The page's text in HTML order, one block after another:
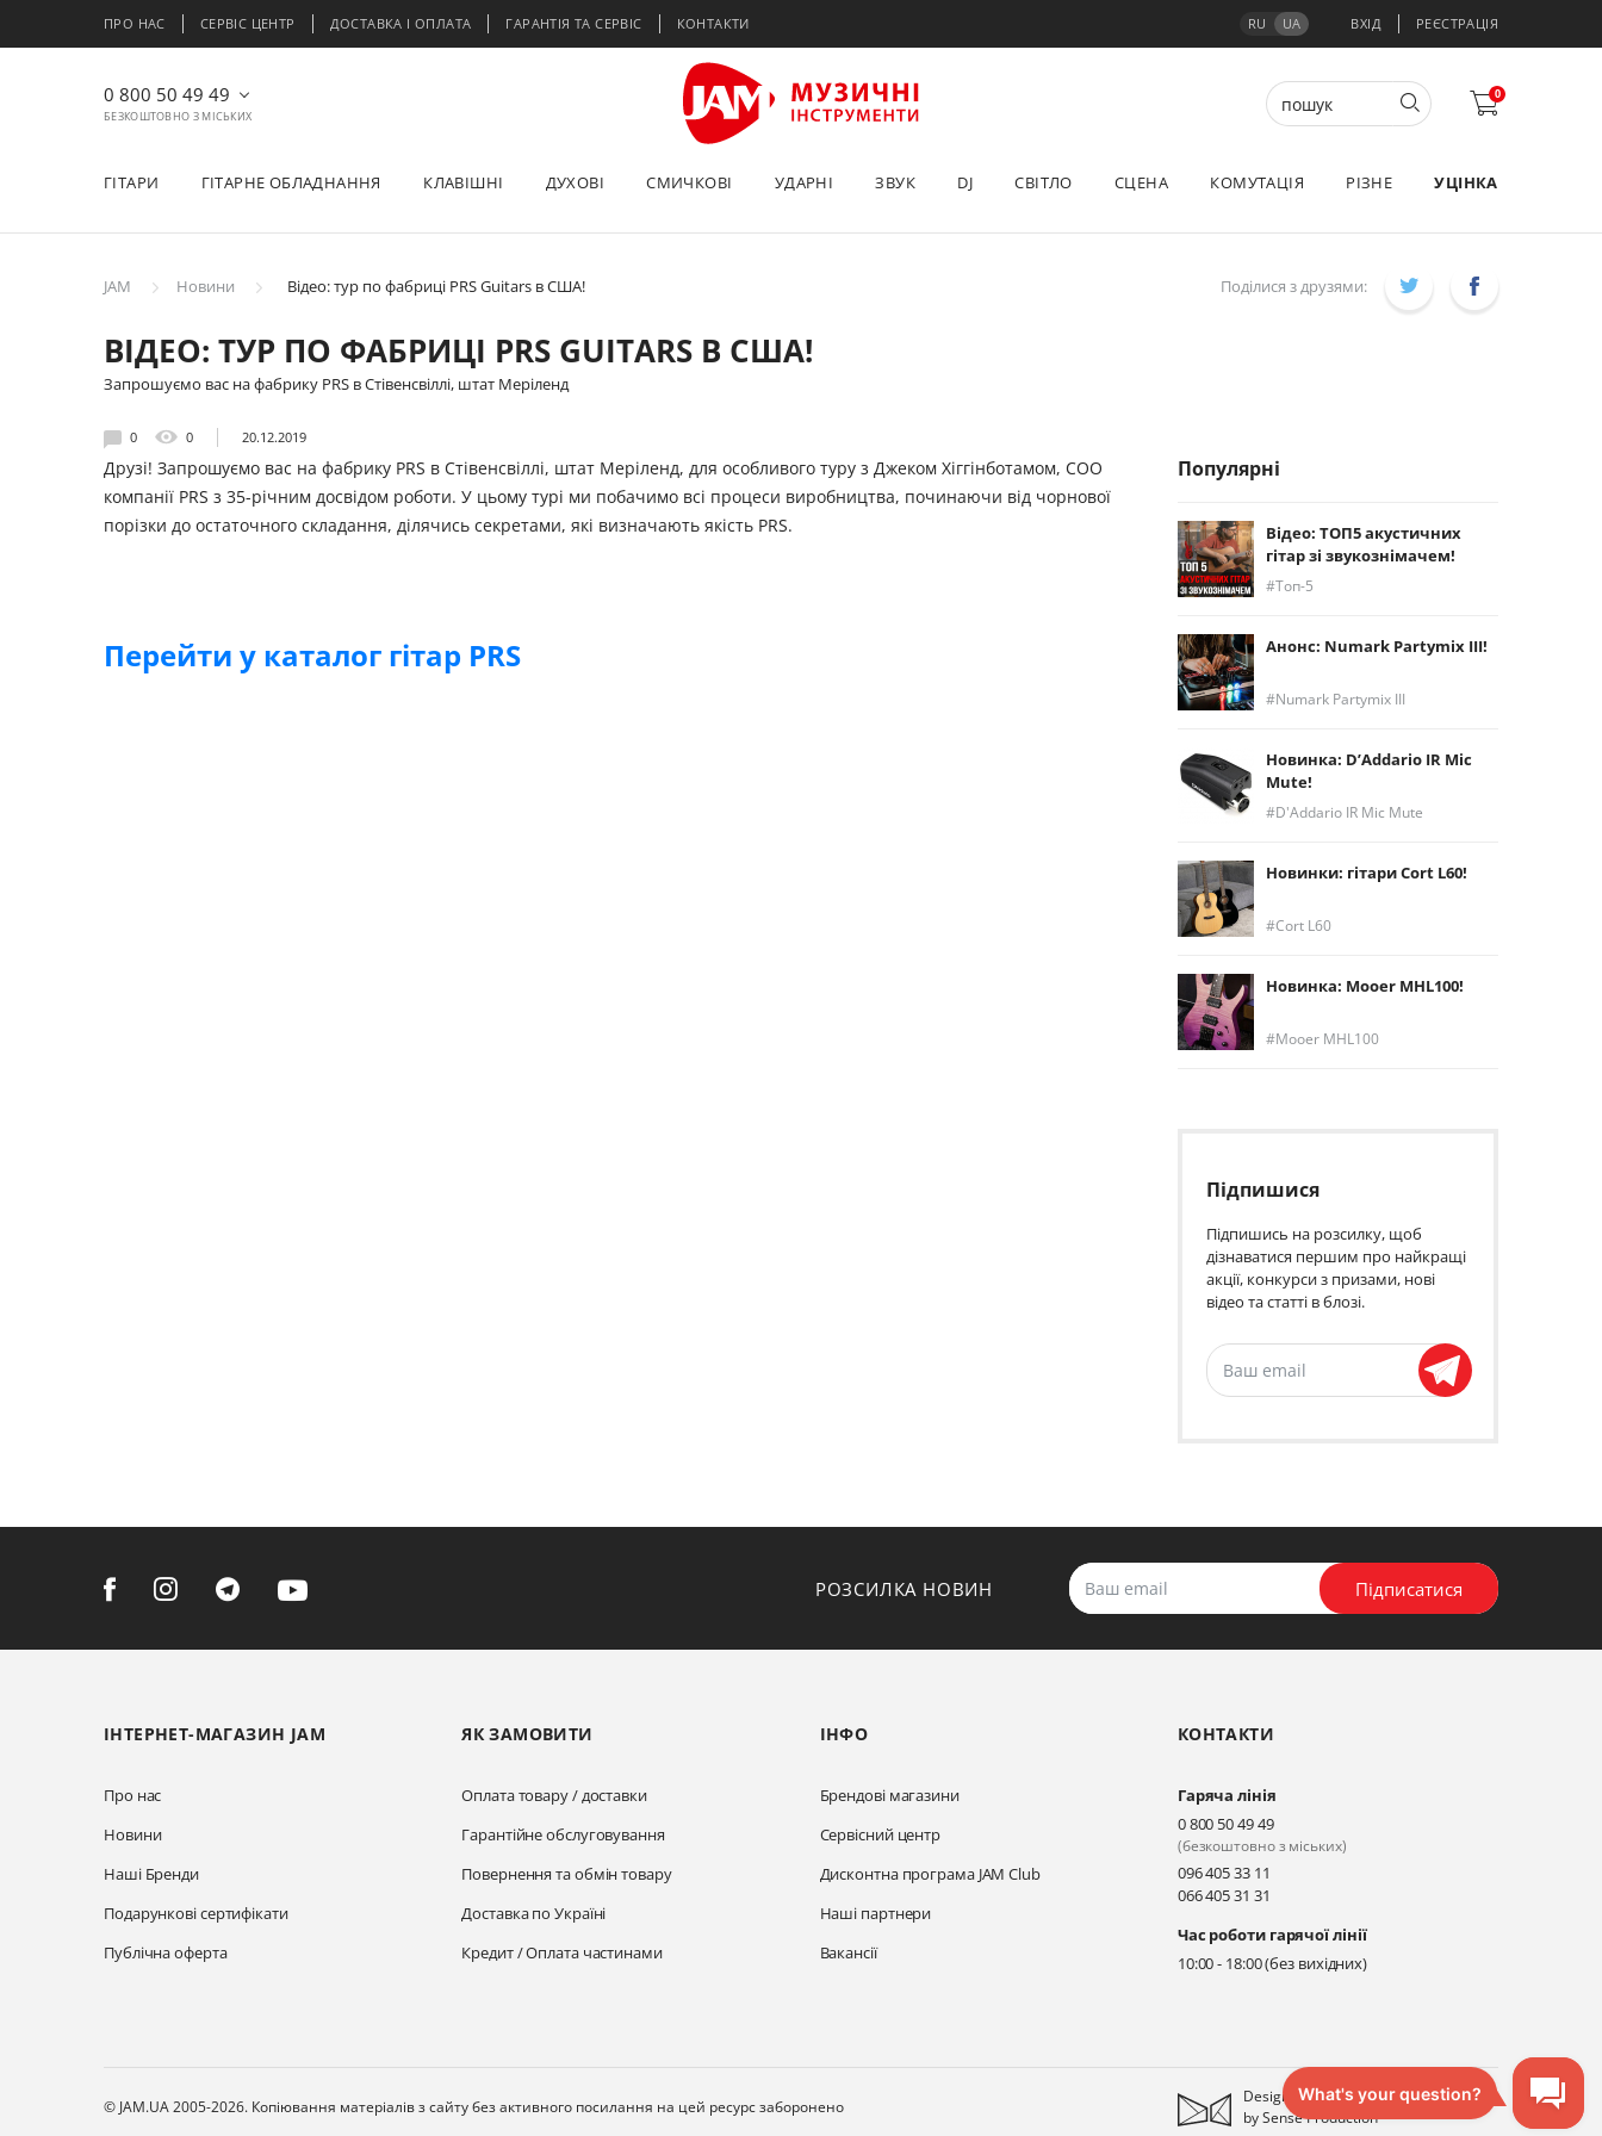
ПРО НАС СЕРВІС ЦЕНТР ДОСТАВКА І ОПЛАТА ГАРАНТІЯ ТА СЕРВІС КОНТАКТИ RU UA ВХІД РЕЄСТРАЦІЯ
0 800 50 49 49
БЕЗКОШТОВНО З МІСЬКИХ
0
ГІТАРИ ГІТАРНЕ ОБЛАДНАННЯ КЛАВІШНІ ДУХОВІ СМИЧКОВІ УДАРНІ ЗВУК DJ СВІТЛО СЦЕНА КОМУТАЦІЯ РІЗНЕ УЦІНКА
JAM Новини Відео: тур по фабриці PRS Guitars в США!
ВІДЕО: ТУР ПО ФАБРИЦІ PRS GUITARS В США!
Запрошуємо вас на фабрику PRS в Стівенсвіллі, штат Меріленд
0 0 20.12.2019
Друзі! Запрошуємо вас на фабрику PRS в Стівенсвіллі, штат Меріленд, для особливого туру з Джеком Хіггінботамом, COO
компанії PRS з 35-річним досвідом роботи. У цьому турі ми побачимо всі процеси виробництва, починаючи від чорнової
порізки до остаточного складання, ділячись секретами, які визначають якість PRS.
Перейти у каталог гітар PRS
Поділися з друзями:
Популярні
Відео: ТОП5 акустичних
гітар зі звукознімачем!
Топ-5
Анонс: Numark Partymix III!
Numark Partymix III
Новинка: D’Addario IR Mic
Mute!
D'Addario IR Mic Mute
Новинки: гітари Cort L60!
Cort L60
Новинка: Mooer MHL100!
Mooer MHL100
Підпишися
Підпишись на розсилку, щоб
дізнаватися першим про найкращі
акції, конкурси з призами, нові
відео та статті в блозі.
РОЗСИЛКА НОВИН Підписатися
ІНТЕРНЕТ-МАГАЗИН JAM
Про нас
Новини
Наші Бренди
Подарункові сертифікати
Публічна оферта
ЯК ЗАМОВИТИ
Оплата товару / доставки
Гарантійне обслуговування
Повернення та обмін товару
Доставка по Україні
Кредит / Оплата частинами
ІНФО
Брендові магазини
Сервісний центр
Дисконтна програма JAM Club
Наші партнери
Вакансії
КОНТАКТИ
Гаряча лінія
0 800 50 49 49
(безкоштовно з міських)
096 405 33 11
066 405 31 31
Час роботи гарячої лінії
10:00 - 18:00 (без вихідних)
© JAM.UA 2005-2026. Копіювання матеріалів з сайту без активного посилання на цей ресурс заборонено
Designed
bySense Production